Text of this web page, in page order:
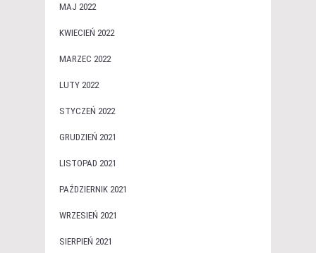
MAJ 2022
KWIECIEŃ 2022
MARZEC 2022
LUTY 2022
STYCZEŃ 2022
GRUDZIEŃ 2021
LISTOPAD 2021
PAŹDZIERNIK 2021
WRZESIEŃ 2021
SIERPIEŃ 2021